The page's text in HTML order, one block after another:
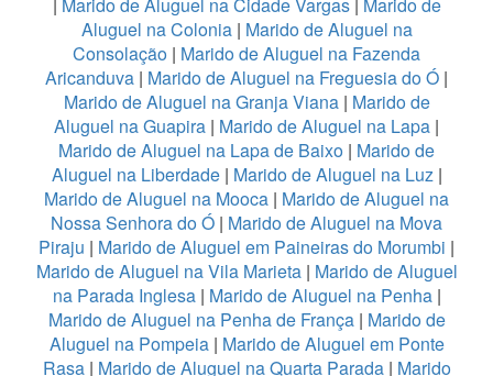
Aluguel na Colonia| Marido de Aluguel na
Consolação | Marido de Aluguel na Fazenda
Aricanduva | Marido de Aluguel na Freguesia do Ó |
Marido de Aluguel na Granja Viana| Marido de
Aluguel na Guapira | Marido de Aluguel na Lapa |
Marido de Aluguel na Lapa de Baixo | Marido de
Aluguel na Liberdade | Marido de Aluguel na Luz|
Marido de Aluguel na Mooca | Marido de Aluguel na
Nossa Senhora do Ó | Marido de Aluguel na Mova
Piraju | Marido de Aluguel em Paineiras do Morumbi |
Marido de Aluguel na Vila Marieta| Marido de Aluguel
na Parada Inglesa | Marido de Aluguel na Penha|
Marido de Aluguel na Penha de França | Marido de
Aluguel na Pompeia| Marido de Aluguel em Ponte
Rasa| Marido de Aluguel na Quarta Parada| Marido